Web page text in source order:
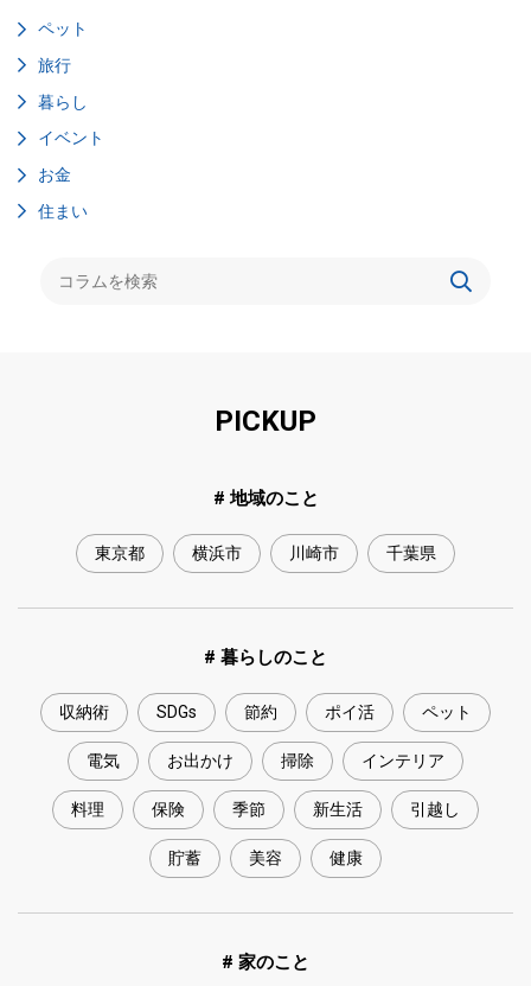
ペット
旅行
暮らし
イベント
お金
住まい
PICKUP
# 地域のこと
東京都 横浜市 川崎市 千葉県
# 暮らしのこと
収納術 SDGs 節約 ポイ活 ペット
電気 お出かけ 掃除 インテリア
料理 保険 季節 新生活 引越し
貯蓄 美容 健康
# 家のこと